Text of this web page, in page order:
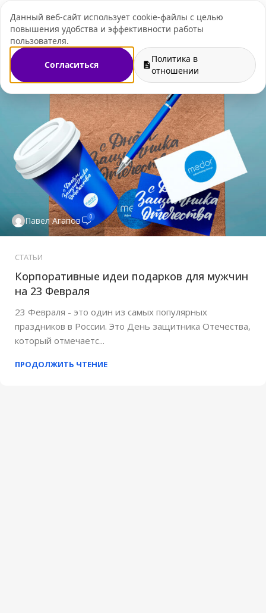
Данный веб-сайт использует cookie-файлы с целью
повышения удобства и эффективности работы
пользователя.
Согласиться
Политика в
отношении
+7 (495) 109-07-
Павел Агапов 0
СТАТЬИ
Корпоративные идеи подарков для мужчин
на 23 Февраля
23 Февраля - это один из самых популярных
праздников в России. Это День защитника Отечества,
который отмечаетс...
ПРОДОЛЖИТЬ ЧТЕНИЕ